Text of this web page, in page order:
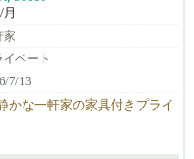
/月
家
イベート
7/13
かな一軒家の家具付きプライ